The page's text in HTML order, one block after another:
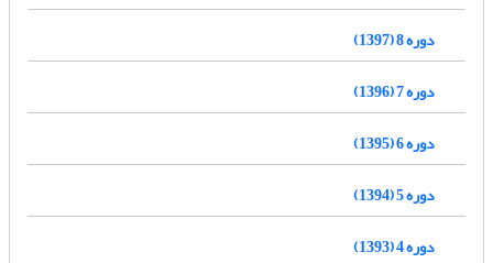
دوره 8 (1397)
دوره 7 (1396)
دوره 6 (1395)
دوره 5 (1394)
دوره 4 (1393)